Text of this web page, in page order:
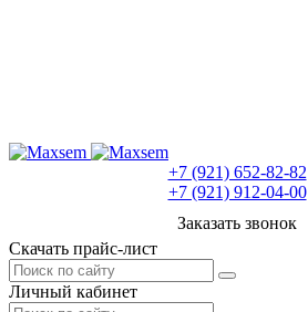
+7 (921) 652-82-82
+7 (921) 912-04-00
Заказать звонок
Скачать прайс-лист
Личный кабинет